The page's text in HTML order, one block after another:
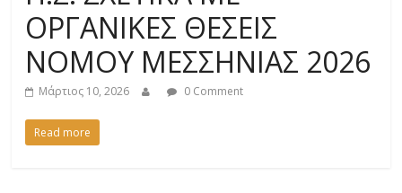
ΟΡΓΑΝΙΚΕΣ ΘΕΣΕΙΣ
ΝΟΜΟΥ ΜΕΣΣΗΝΙΑΣ 2026
Μάρτιος 10, 2026 0 Comment
Read more